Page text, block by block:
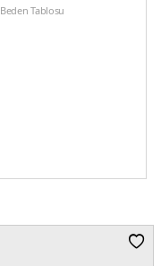
Beden Tablosu